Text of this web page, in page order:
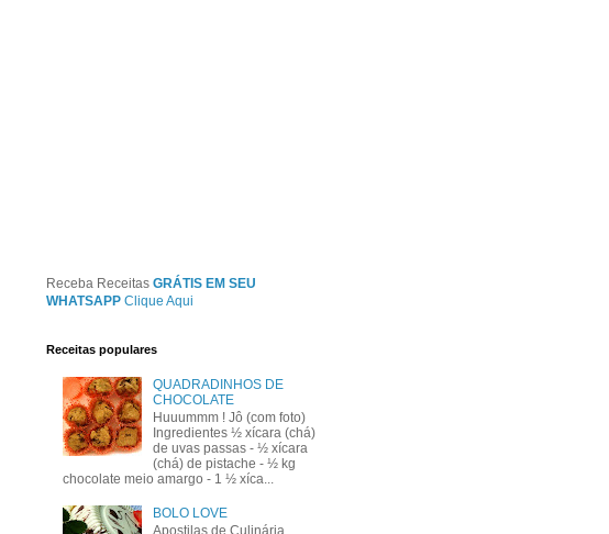
Receba Receitas GRÁTIS EM SEU
WHATSAPP Clique Aqui
Receitas populares
QUADRADINHOS DE
CHOCOLATE
Huuummm ! Jô (com foto)
Ingredientes ½ xícara (chá)
de uvas passas - ½ xícara
(chá) de pistache - ½ kg
chocolate meio amargo - 1 ½ xíca...
BOLO LOVE